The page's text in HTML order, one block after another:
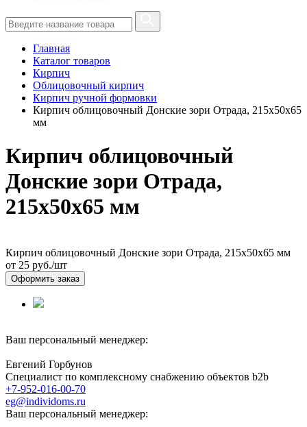
Главная
Каталог товаров
Кирпич
Облицовочный кирпич
Кирпич ручной формовки
Кирпич облицовочный Донские зори Отрада, 215х50х65
мм
Кирпич облицовочный
Донские зори Отрада,
215х50х65 мм
Кирпич облицовочный Донские зори Отрада, 215х50х65 мм
от 25 руб./шт
Оформить заказ
Ваш персональный менеджер:
Евгений Горбунов
Специалист по комплексному снабжению объектов b2b
+7-952-016-00-70
eg@individoms.ru
Ваш персональный менеджер: